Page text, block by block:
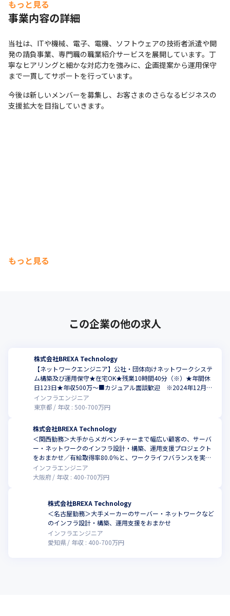
もっと見る
事業内容の詳細
当社は、ITや機械、電子、電機、ソフトウェアの技術者派遣や開
発の請負事業、専門職の職業紹介サービスを展開しています。丁
寧なヒアリングと細かな対応力を強みに、企画提案から運用保守
まで一貫してサポートを行っています。
今後は新しいメンバーを募集し、お客さまのさらなるビジネスの
支援拡大を目指していきます。
もっと見る
この企業の他の求人
株式会社BREXA Technology
【ネットワークエンジニア】公社・団体向けネットワークシステ
ム構築及び運用保守★在宅OK★残業10時間40分（※）★年間休
日123日★年収500万～■カジュアル面談歓迎 ※2024年12月時
点
インフラエンジニア
東京都
年収 : 500-700万円
株式会社BREXA Technology
＜関西勤務＞大手からメガベンチャーまで幅広い顧客の、サーバ
ー・ネットワークのインフラ設計・構築、運用支援プロジェクト
をおまかせ／有給取得率80.0％と、ワークライフバランスを実現
しやすい環境
インフラエンジニア
大阪府
年収 : 400-700万円
株式会社BREXA Technology
＜名古屋勤務＞⼤⼿メーカーのサーバー・ネットワークなど
のインフラ設計・構築、運用支援をおまかせ
インフラエンジニア
愛知県
年収 : 400-700万円